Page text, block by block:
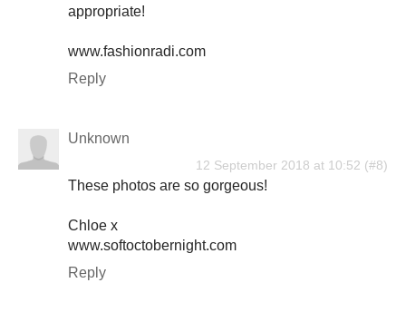
appropriate!
www.fashionradi.com
Reply
Unknown
12 September 2018 at 10:52
These photos are so gorgeous!
Chloe x
www.softoctobernight.com
Reply